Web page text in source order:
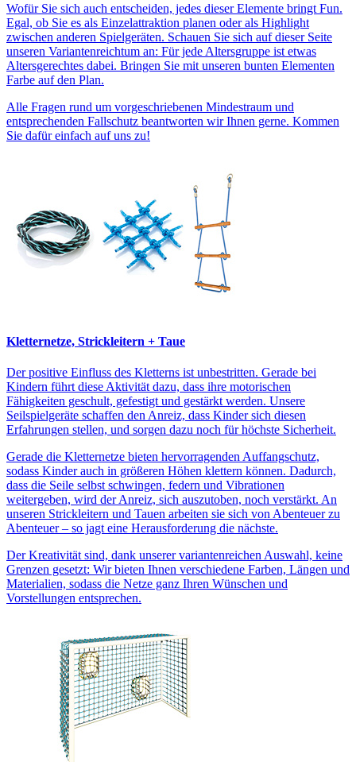
Wofür Sie sich auch entscheiden, jedes dieser Elemente bringt Fun.
Egal, ob Sie es als Einzelattraktion planen oder als Highlight
zwischen anderen Spielgeräten. Schauen Sie sich auf dieser Seite
unseren Variantenreichtum an: Für jede Altersgruppe ist etwas
Altersgerechtes dabei. Bringen Sie mit unseren bunten Elementen
Farbe auf den Plan.
Alle Fragen rund um vorgeschriebenen Mindestraum und
entsprechenden Fallschutz beantworten wir Ihnen gerne. Kommen
Sie dafür einfach auf uns zu!
Kletternetze, Strickleitern + Taue
Der positive Einfluss des Kletterns ist unbestritten. Gerade bei
Kindern führt diese Aktivität dazu, dass ihre motorischen
Fähigkeiten geschult, gefestigt und gestärkt werden. Unsere
Seilspielgeräte schaffen den Anreiz, dass Kinder sich diesen
Erfahrungen stellen, und sorgen dazu noch für höchste Sicherheit.
Gerade die Kletternetze bieten hervorragenden Auffangschutz,
sodass Kinder auch in größeren Höhen klettern können. Dadurch,
dass die Seile selbst schwingen, federn und Vibrationen
weitergeben, wird der Anreiz, sich auszutoben, noch verstärkt. An
unseren Strickleitern und Tauen arbeiten sie sich von Abenteuer zu
Abenteuer – so jagt eine Herausforderung die nächste.
Der Kreativität sind, dank unserer variantenreichen Auswahl, keine
Grenzen gesetzt: Wir bieten Ihnen verschiedene Farben, Längen und
Materialien, sodass die Netze ganz Ihren Wünschen und
Vorstellungen entsprechen.